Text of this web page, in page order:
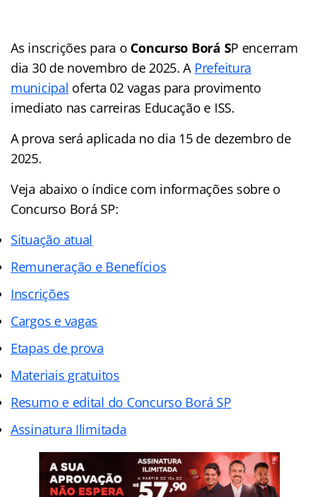
As inscrições para o Concurso Borá SP encerram
dia 30 de novembro de 2025. A Prefeitura
municipal oferta 02 vagas para provimento
imediato nas carreiras Educação e ISS.
A prova será aplicada no dia 15 de dezembro de
2025.
Veja abaixo o índicecom informações sobre o
Concurso Borá SP:
Situação atual
Remuneração e Benefícios
Inscrições
Cargos e vagas
Etapas de prova
Materiais gratuitos
Resumo e edital do Concurso Borá SP
Assinatura Ilimitada